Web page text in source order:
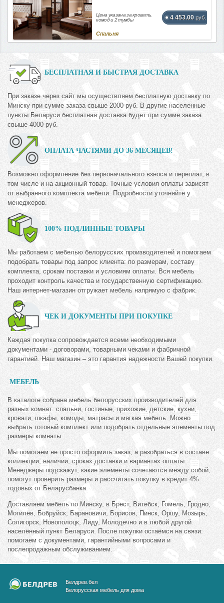
Цена указана за кровать,
комод и 2 тумбы
4 453.00 руб.
Спальня
БЕСПЛАТНАЯ И БЫСТРАЯ ДОСТАВКА
При заказе через сайт мы осуществляем бесплатную доставку по
Минску при сумме заказа свыше 2000 руб. В другие населенные
пункты Беларуси бесплатная доставка будет при сумме заказа
свыше 4000 руб.
ОПЛАТА ЧАСТЯМИ ДО 36 МЕСЯЦЕВ!
Возможно оформление без первоначального взноса и переплат, в
том числе и на акционный товар. Точные условия оплаты зависят
от выбранного комплекта мебели. Подробности уточняйте у
менеджеров.
100% ПОДЛИННЫЕ ТОВАРЫ
Мы работаем с мебелью белорусских производителей и помогаем
подобрать товары под запрос клиента: по размерам, составу
комплекта, срокам поставки и условиям оплаты. Вся мебель
проходит контроль качества и государственную сертификацию.
Наш интернет-магазин отгружает мебель напрямую с фабрик.
ЧЕК И ДОКУМЕНТЫ ПРИ ПОКУПКЕ
Каждая покупка сопровождается всеми необходимыми
документами - договорами, товарными чеками и фабричной
гарантией. Наш магазин – это гарантия надежности Вашей покупки.
МЕБЕЛЬ
В каталоге собрана мебель белорусских производителей для
разных комнат: спальни, гостиные, прихожие, детские, кухни,
кровати, шкафы, комоды, матрасы и мягкая мебель. Можно
выбрать готовый комплект или подобрать отдельные элементы под
размеры комнаты.
Мы помогаем не просто оформить заказ, а разобраться в составе
коллекции, наличии, сроках доставки и вариантах оплаты.
Менеджеры подскажут, какие элементы сочетаются между собой,
помогут проверить размеры и рассчитать покупку в кредит 4%
годовых от Беларусбанка.
Доставляем мебель по Минску, в Брест, Витебск, Гомель, Гродно,
Могилёв, Бобруйск, Барановичи, Борисов, Пинск, Оршу, Мозырь,
Солигорск, Новополоцк, Лиду, Молодечно и в любой другой
населённый пункт Беларуси. После покупки остаёмся на связи:
помогаем с документами, гарантийными вопросами и
послепродажным обслуживанием.
Белдрев.бел
Белорусская мебель для дома